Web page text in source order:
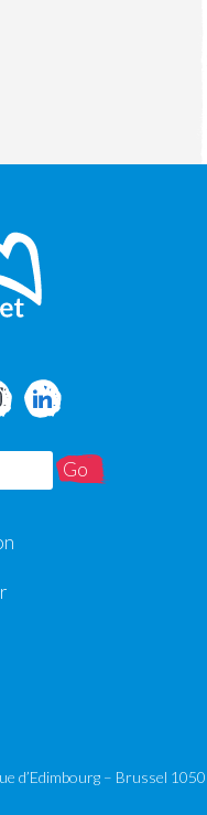
d’Edimbourg – Brussel 1050